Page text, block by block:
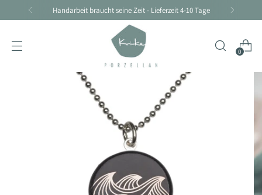
Handarbeit braucht seine Zeit - Lieferzeit 4-10 Tage
0